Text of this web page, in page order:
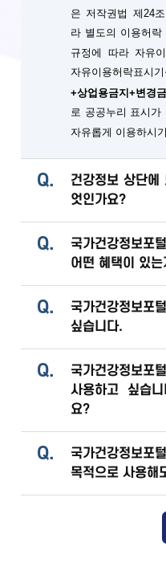
은 저작권법 제24
라 별도의 이용허락
규정에 따라 자유
자유이용허락표시
+상업용금지+변경
로 공공누리 표시가
자유롭게 이용하시
Q.
건강정보 상단
엇인가요?
Q.
국가건강정보포
어떤 혜택이 있
Q.
국가건강정보포
싶습니다.
Q.
국가건강정보포
사용하고 싶습
요?
Q.
국가건강정보포
목적으로 사용해